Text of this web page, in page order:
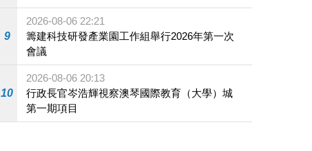
9
2026-08-06 22:21
籌建科技研發產業園工作組舉行2026年第一次
會議
10
2026-08-06 20:13
行政長官岑浩輝視察澳琴國際教育（大學）城
第一期項目